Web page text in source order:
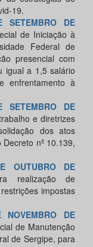
19.
DE
de Iniciação à
Federal de
presencial com
igual a 1,5 salário
enfrentamento à
DE
e diretrizes
dos atos
nº 10.139,
OUTUBRO DE
realização de
impostas
DE
de Manutenção
de Sergipe, para